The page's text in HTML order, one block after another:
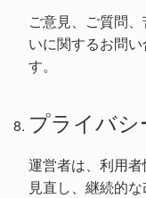
ご意見、ご質問
いに関するお問い
す。
プライバ
運営者は、利用
見直し、継続的